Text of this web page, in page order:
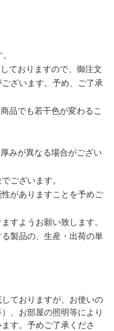
ておりますので、御注文
ざいます。予め、ご了承
品でも若干色が変わるこ
みが異なる場合がござい
ございます。
がありますことを予めご
すようお願い致します。
製品の、生産・出荷の単
ておりますが、お使いの
、お部屋の照明等により
す。予めご了承くださ